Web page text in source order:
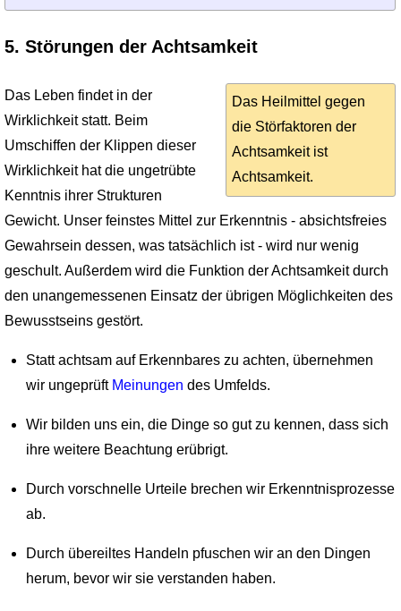
5. Störungen der Achtsamkeit
Das Heilmittel gegen
die Störfaktoren der
Achtsamkeit ist
Achtsamkeit.
Das Leben findet in der
Wirklichkeit statt. Beim
Umschiffen der Klippen dieser
Wirk­lichkeit hat die ungetrübte
Kenntnis ihrer Strukturen
Gewicht. Unser feinstes Mittel zur Erkenntnis - absichtsfreies
Gewahrsein dessen, was tatsächlich ist - wird nur wenig
geschult. Außerdem wird die Funktion der Achtsamkeit durch
den unangemessenen Einsatz der übrigen Möglichkeiten des
Bewusstseins gestört.
Statt achtsam auf Erkennbares zu achten, übernehmen
wir ungeprüft Meinungen des Umfelds.
Wir bilden uns ein, die Dinge so gut zu kennen, dass sich
ihre weitere Beachtung erübrigt.
Durch vorschnelle Urteile brechen wir Erkenntnisprozesse
ab.
Durch übereiltes Handeln pfuschen wir an den Dingen
herum, bevor wir sie verstanden haben.